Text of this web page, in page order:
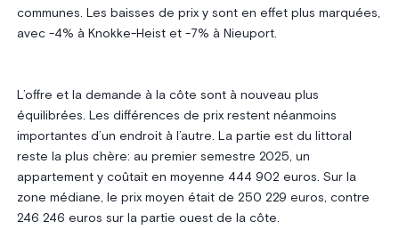
communes. Les baisses de prix y sont en effet plus marquées,
avec -4% à Knokke-Heist et -7% à Nieuport.
L’offre et la demande à la côte sont à nouveau plus
équilibrées. Les différences de prix restent néanmoins
importantes d’un endroit à l’autre. La partie est du littoral
reste la plus chère: au premier semestre 2025, un
appartement y coûtait en moyenne 444 902 euros. Sur la
zone médiane, le prix moyen était de 250 229 euros, contre
246 246 euros sur la partie ouest de la côte.